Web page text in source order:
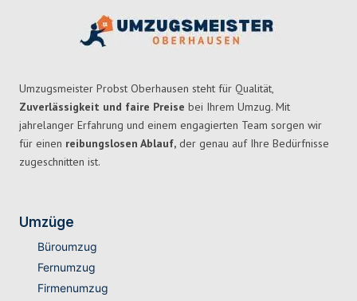
Umzugsmeister Probst Oberhausen steht für Qualität,
Zuverlässigkeit und faire Preise bei Ihrem Umzug. Mit
jahrelanger Erfahrung und einem engagierten Team sorgen wir
für einen reibungslosen Ablauf, der genau auf Ihre Bedürfnisse
zugeschnitten ist.
Umzüge
Büroumzug
Fernumzug
Firmenumzug